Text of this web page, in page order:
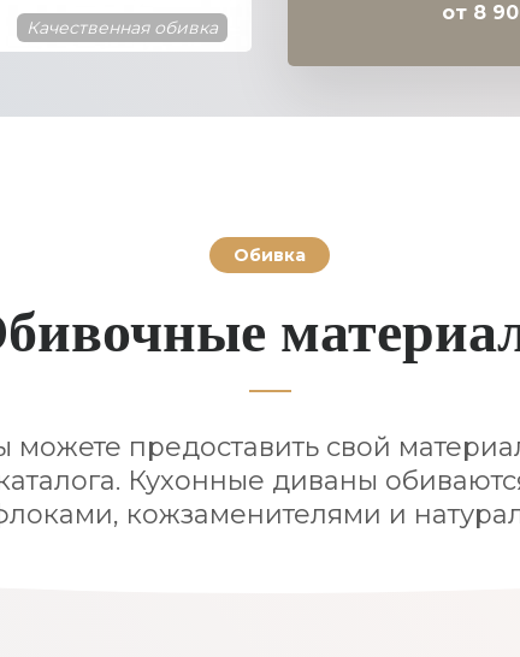
Качественная обивка
от 8
Обивка
можете предоставить свой
Кухонные диваны
кожзаменителями и